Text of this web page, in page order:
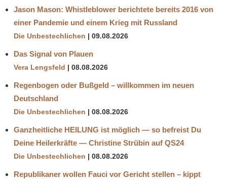
Jason Mason: Whistleblower berichtete bereits 2016 von
einer Pandemie und einem Krieg mit Russland
Die Unbestechlichen 09.08.2026
Das Signal von Plauen
Vera Lengsfeld 08.08.2026
Regenbogen oder Bußgeld – willkommen im neuen
Deutschland
Die Unbestechlichen 08.08.2026
Ganzheitliche HEILUNG ist möglich — so befreist Du
Deine Heilerkräfte — Christine Strübin auf QS24
Die Unbestechlichen 08.08.2026
Republikaner wollen Fauci vor Gericht stellen – kippt